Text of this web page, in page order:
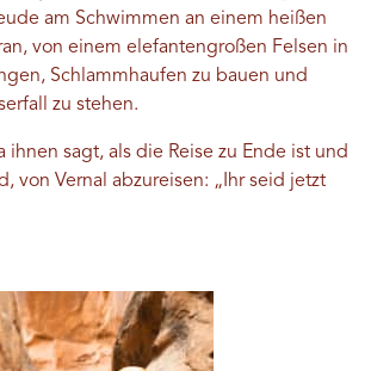
am Schwimmen an einem heißen
von einem elefantengroßen Felsen in
Schlammhaufen zu bauen und
zu stehen.
ihnen sagt, als die Reise zu Ende ist und
von Vernal abzureisen: „Ihr seid jetzt